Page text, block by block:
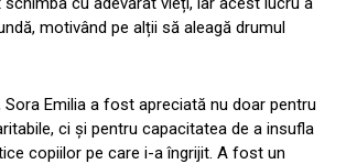
motivând pe alții să aleagă drumul
Sora Emilia a fost apreciată nu doar pentru
ci și pentru capacitatea de a insufla
copiilor pe care i-a îngrijit. A fost un